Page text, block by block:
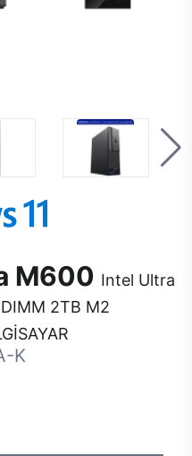
M600 Intel Ultra
2TB M2
K